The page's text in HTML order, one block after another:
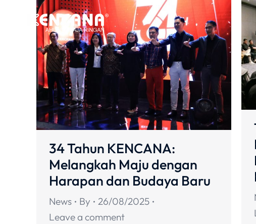
34 Tahun KENCANA:
Melangkah Maju dengan
Harapan dan Budaya Baru
News By
26/08/2025
Leave a comment